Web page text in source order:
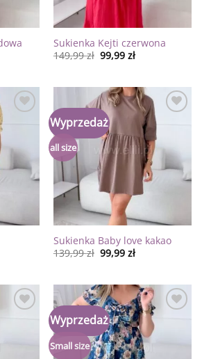
Sukienka Kejti czerwona
149,99zł 99,99 zł
życzeń
Wyprzedaż
all size
życzeń
Sukienka Baby love kakao
139,99zł 99,99 zł
Wyprzedaż
Small size